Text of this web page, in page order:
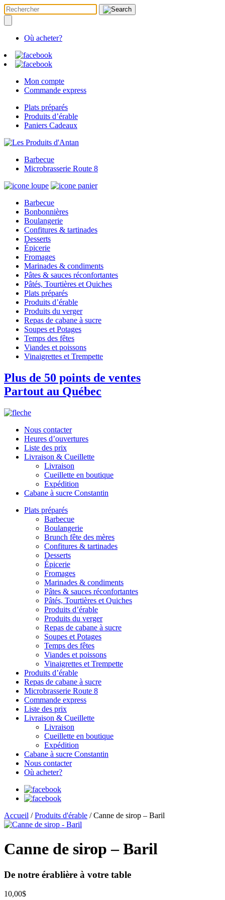
Où acheter?
Mon compte
Commande express
Plats préparés
Produits d’érable
Paniers Cadeaux
Barbecue
Microbrasserie Route 8
Barbecue
Bonbonnières
Boulangerie
Confitures & tartinades
Desserts
Épicerie
Fromages
Marinades & condiments
Pâtes & sauces réconfortantes
Pâtés, Tourtières et Quiches
Plats préparés
Produits d’érable
Produits du verger
Repas de cabane à sucre
Soupes et Potages
Temps des fêtes
Viandes et poissons
Vinaigrettes et Trempette
Plus de 50 points de ventes
Partout au Québec
Nous contacter
Heures d’ouvertures
Liste des prix
Livraison & Cueillette
Livraison
Cueillette en boutique
Expédition
Cabane à sucre Constantin
Plats préparés
Barbecue
Boulangerie
Brunch fête des mères
Confitures & tartinades
Desserts
Épicerie
Fromages
Marinades & condiments
Pâtes & sauces réconfortantes
Pâtés, Tourtières et Quiches
Produits d’érable
Produits du verger
Repas de cabane à sucre
Soupes et Potages
Temps des fêtes
Viandes et poissons
Vinaigrettes et Trempette
Produits d’érable
Repas de cabane à sucre
Microbrasserie Route 8
Commande express
Liste des prix
Livraison & Cueillette
Livraison
Cueillette en boutique
Expédition
Cabane à sucre Constantin
Nous contacter
Où acheter?
Accueil /Produits d'érable / Canne de sirop – Baril
Canne de sirop – Baril
De notre érablière à votre table
10,00$